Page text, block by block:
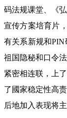
码法规课堂、《
宣传方案培育片
有关系新规和
祖国隐秘和口令
紧密相连联，上
了國家稳定性高
后地加入表现将